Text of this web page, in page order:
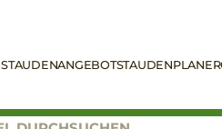
STAUDENANGEBOTSTAUDENPLANER